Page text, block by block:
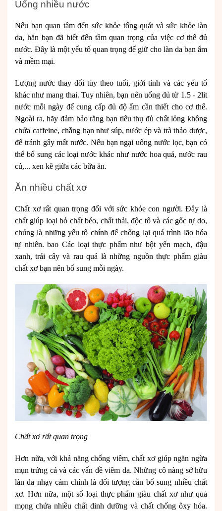
Uống nhiều nước
Nếu bạn quan tâm đến sức khỏe tổng quát và sức khỏe làn
da, hẳn bạn đã biết đến tầm quan trọng của việc cơ thể đủ
nước. Đây là một yếu tố quan trọng để giữ cho làn da bạn ẩm
và mềm mại.
Lượng nước thay đổi tùy theo tuổi, giới tính và các yếu tố
khác như mang thai. Tuy nhiên, bạn nên uống đủ từ 1.5 - 2lit
nước mỗi ngày để cung cấp đủ độ ẩm cần thiết cho cơ thể.
Ngoài ra, hãy đảm bảo rằng bạn tiêu thụ đủ chất lỏng không
chứa caffeine, chẳng hạn như súp, nước ép và trà thảo dược,
để tránh gây mất nước. Nếu bạn ngại uống nước lọc, bạn có
thể bổ sung các loại nước khác như nước hoa quả, nước rau
củ,... xen kẽ giữa các bữa ăn.
Ăn nhiều chất xơ
Chất xơ rất quan trọng đối với sức khỏe con người. Đây là
chất giúp loại bỏ chất béo, chất thải, độc tố và các gốc tự do,
chúng là những yếu tố chính để chống lại quá trình lão hóa
tự nhiên. bao Các loại thực phẩm như bột yến mạch, đậu
xanh, trái cây và rau quả là những nguồn thực phẩm giàu
chất xơ bạn nên bổ sung mỗi ngày.
Chất xơ rất quan trọng
Hơn nữa, với khả năng chống viêm, chất xơ giúp ngăn ngừa
mụn trứng cá và các vấn đề viêm da. Những cô nàng sở hữu
làn da nhạy cảm chính là đối tượng cần bổ sung nhiều chất
xơ. Hơn nữa, một số loại thực phẩm giàu chất xơ như quả
mọng chứa nhiều chất dinh dưỡng và chất chống ôxy hóa.